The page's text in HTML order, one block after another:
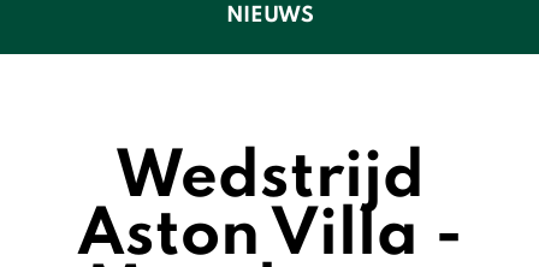
NIEUWS
Wedstrijd
Aston Villa -